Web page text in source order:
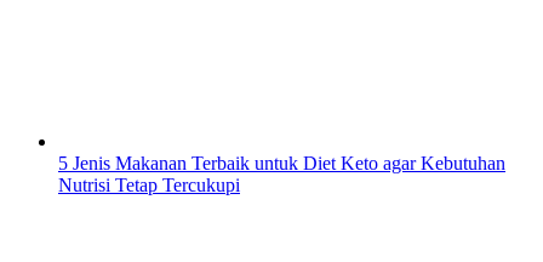
5 Jenis Makanan Terbaik untuk Diet Keto agar Kebutuhan
Nutrisi Tetap Tercukupi